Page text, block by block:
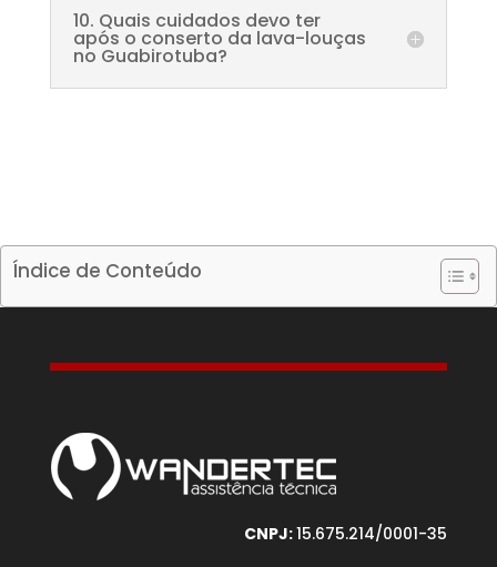
10. Quais cuidados devo ter
após o conserto da lava-louças
no Guabirotuba?
Índice de Conteúdo
CNPJ:15.675.214/0001-35